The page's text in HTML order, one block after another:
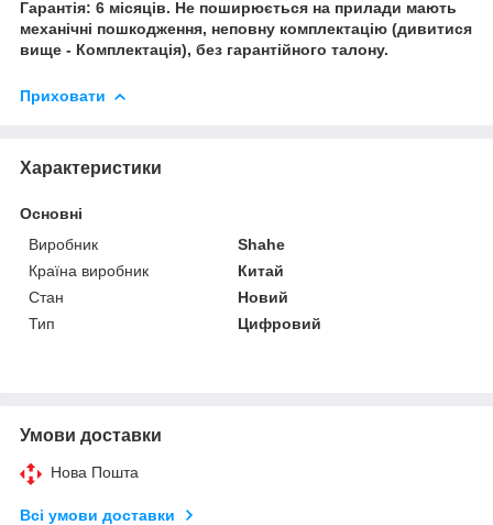
Гарантія: 6 місяців. Не поширюється на прилади мають
механічні пошкодження, неповну комплектацію (дивитися
вище - Комплектація), без гарантійного талону.
Приховати
Характеристики
Основні
Виробник
Shahe
Країна виробник
Китай
Стан
Новий
Тип
Цифровий
Умови доставки
Нова Пошта
Всі умови доставки